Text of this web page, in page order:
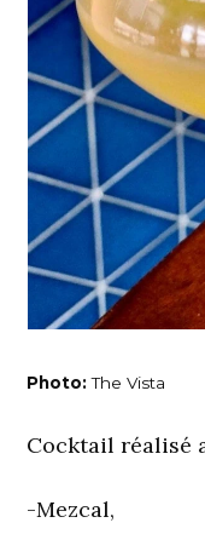
Photo:The Vista
Cocktail réalisé
-Mezcal,